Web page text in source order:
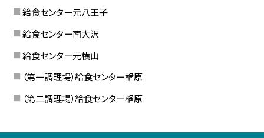
給食センター元八王子
給食センター南大沢
給食センター元横山
（第一調理場）給食センター楢原
（第二調理場）給食センター楢原